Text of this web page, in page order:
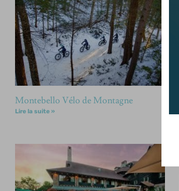
Montebello Vélo de Montagne
Lire la suite »